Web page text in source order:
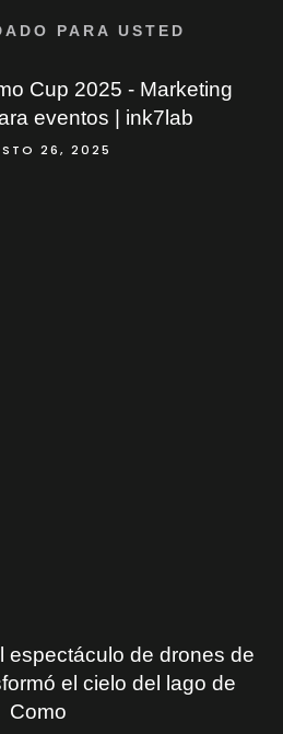
PARA USTED
Cup 2025 - Marketing
eventos | ink7lab
26, 2025
espectáculo de drones de
el cielo del lago de
Como